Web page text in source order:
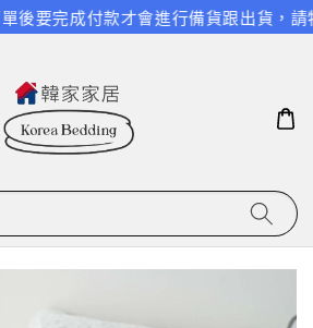
完成付款才會進行備貨跟出貨，請特